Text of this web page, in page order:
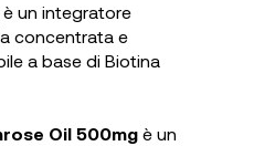
è un integratore
concentrata e
a base di Biotina
Oil 500mgè un